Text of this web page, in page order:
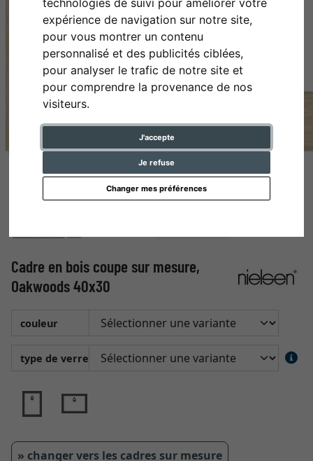
technologies de suivi pour améliorer votre
expérience de navigation sur notre site,
pour vous montrer un contenu
personnalisé et des publicités ciblées,
pour analyser le trafic de notre site et
pour comprendre la provenance de nos
visiteurs.
J'accepte
Je refuse
Changer mes préférences
Retour
Cadre en bois coupe sur mesure,
Oakwoods 40x30
couleur
type de verre
» changer vers les cadres sur mesure